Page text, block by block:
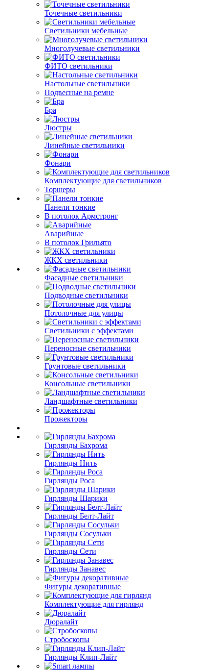
Точечные светильники
Светильники мебельные
Многолучевые светильники
ФИТО светильники
Настольные светильники
Подвесные на ремне
Бра
Люстры
Линейные светильники
Фонари
Комплектующие для светильников
Торшеры
Панели тонкие
В потолок Армстронг
Аварийные
В потолок Грильято
ЖКХ светильники
Фасадные светильники
Подводные светильники
Потолочные для улицы
Светильники с эффектами
Переносные светильники
Грунтовые светильники
Консольные светильники
Ландшафтные светильники
Прожекторы
Гирлянды Бахрома
Гирлянды Нить
Гирлянды Роса
Гирлянды Шарики
Гирлянды Белт-Лайт
Гирлянды Сосульки
Гирлянды Сети
Гирлянды Занавес
Фигуры декоративные
Комплектующие для гирлянд
Дюралайт
Стробоскопы
Гирлянды Клип-Лайт